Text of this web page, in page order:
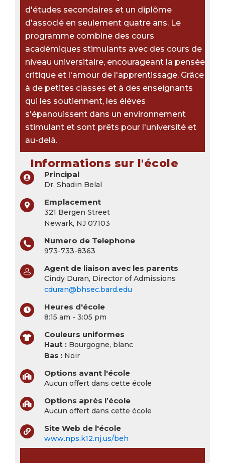
d'études secondaires et un diplôme
d'associé en seulement quatre ans. Le
programme combine des cours
académiques stimulants avec des cours de
niveau universitaire, encourageant la pensée
critique et l'amour de l'apprentissage. Grâce
à de petites classes et à des enseignants
qui les soutiennent, les élèves
s'épanouissent dans un environnement
stimulant et sont prêts pour l'université et
au-delà.
Informations sur l'école
Principal
Dr. Shadin Belal
Emplacement
321 Bergen Street
Newark, NJ 07103
Numero de Telephone
973-733-8363
Agent de liaison avec les parents
Cindy Duran, Director of Admissions
cduran@bhsec.bard.edu
Heures d'école
8:15 am - 3:05 pm
Couleurs uniformes
Haut : Bourgogne, blanc
Bas : Noir
Options avant l'école
Aucun offert dans cette école
Options après l’école
Aucun offert dans cette école
Site Web de l'école
www.nps.k12.nj.us/beh